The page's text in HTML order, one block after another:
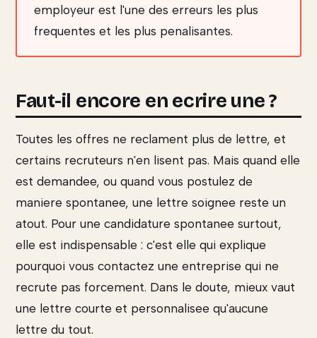
employeur est l'une des erreurs les plus
frequentes et les plus penalisantes.
Faut-il encore en ecrire une ?
Toutes les offres ne reclament plus de lettre, et
certains recruteurs n'en lisent pas. Mais quand elle
est demandee, ou quand vous postulez de
maniere spontanee, une lettre soignee reste un
atout. Pour une candidature spontanee surtout,
elle est indispensable : c'est elle qui explique
pourquoi vous contactez une entreprise qui ne
recrute pas forcement. Dans le doute, mieux vaut
une lettre courte et personnalisee qu'aucune
lettre du tout.